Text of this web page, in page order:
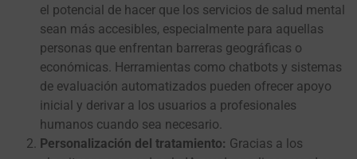
el potencial de hacer que los servicios de salud mental
sean más accesibles, especialmente para aquellas
personas que enfrentan barreras geográficas o
económicas. Herramientas como chatbots y sistemas
de evaluación automatizados pueden ofrecer apoyo
inicial y derivar a los usuarios a profesionales
humanos cuando sea necesario.
Personalización del tratamiento: Gracias a los